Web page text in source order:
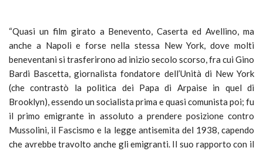
“Quasi un film girato a Benevento, Caserta ed Avellino, ma
anche a Napoli e forse nella stessa New York, dove molti
beneventani si trasferirono ad inizio secolo scorso, fra cui Gino
Bardi Bascetta, giornalista fondatore dell’Unità di New York
(che contrastò la politica dei Papa di Arpaise in quel di
Brooklyn), essendo un socialista prima e quasi comunista poi; fu
il primo emigrante in assoluto a prendere posizione contro
Mussolini, il Fascismo e la legge antisemita del 1938, capendo
che avrebbe travolto anche gli emigranti. Il suo rapporto con il